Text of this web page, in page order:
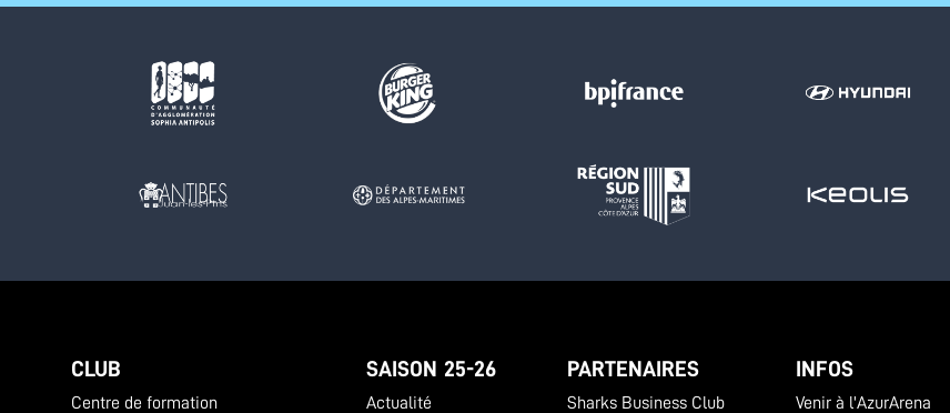
CLUB
Centre de formation
SAISON 25-26
Actualité
PARTENAIRES
Sharks Business Club
INFOS
Venir à l'AzurArena